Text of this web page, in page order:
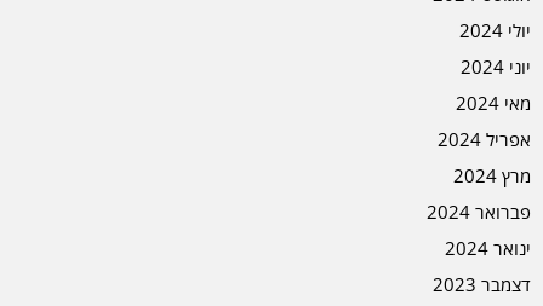
יולי 2024
יוני 2024
מאי 2024
אפריל 2024
מרץ 2024
פברואר 2024
ינואר 2024
דצמבר 2023